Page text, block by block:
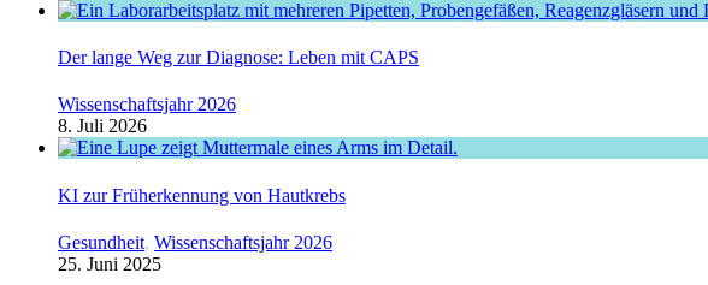
Der lange Weg zur Diagnose: Leben mit CAPS
Wissenschaftsjahr 2026
8. Juli 2026
KI zur Früherkennung von Hautkrebs
Gesundheit, Wissenschaftsjahr 2026
25. Juni 2025